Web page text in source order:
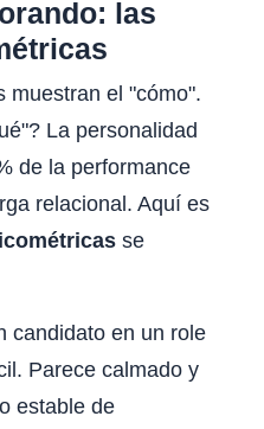
las
muestran el "cómo".
La personalidad
de la performance
relacional. Aquí es
se
candidato en un role
Parece calmado y
estable de